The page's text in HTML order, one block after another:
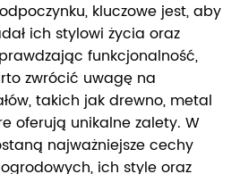
kluczowe jest, aby
ich stylowi życia oraz
funkcjonalność,
zwrócić uwagę na
takich jak drewno, metal
oferują unikalne zalety. W
najważniejsze cechy
ich style oraz